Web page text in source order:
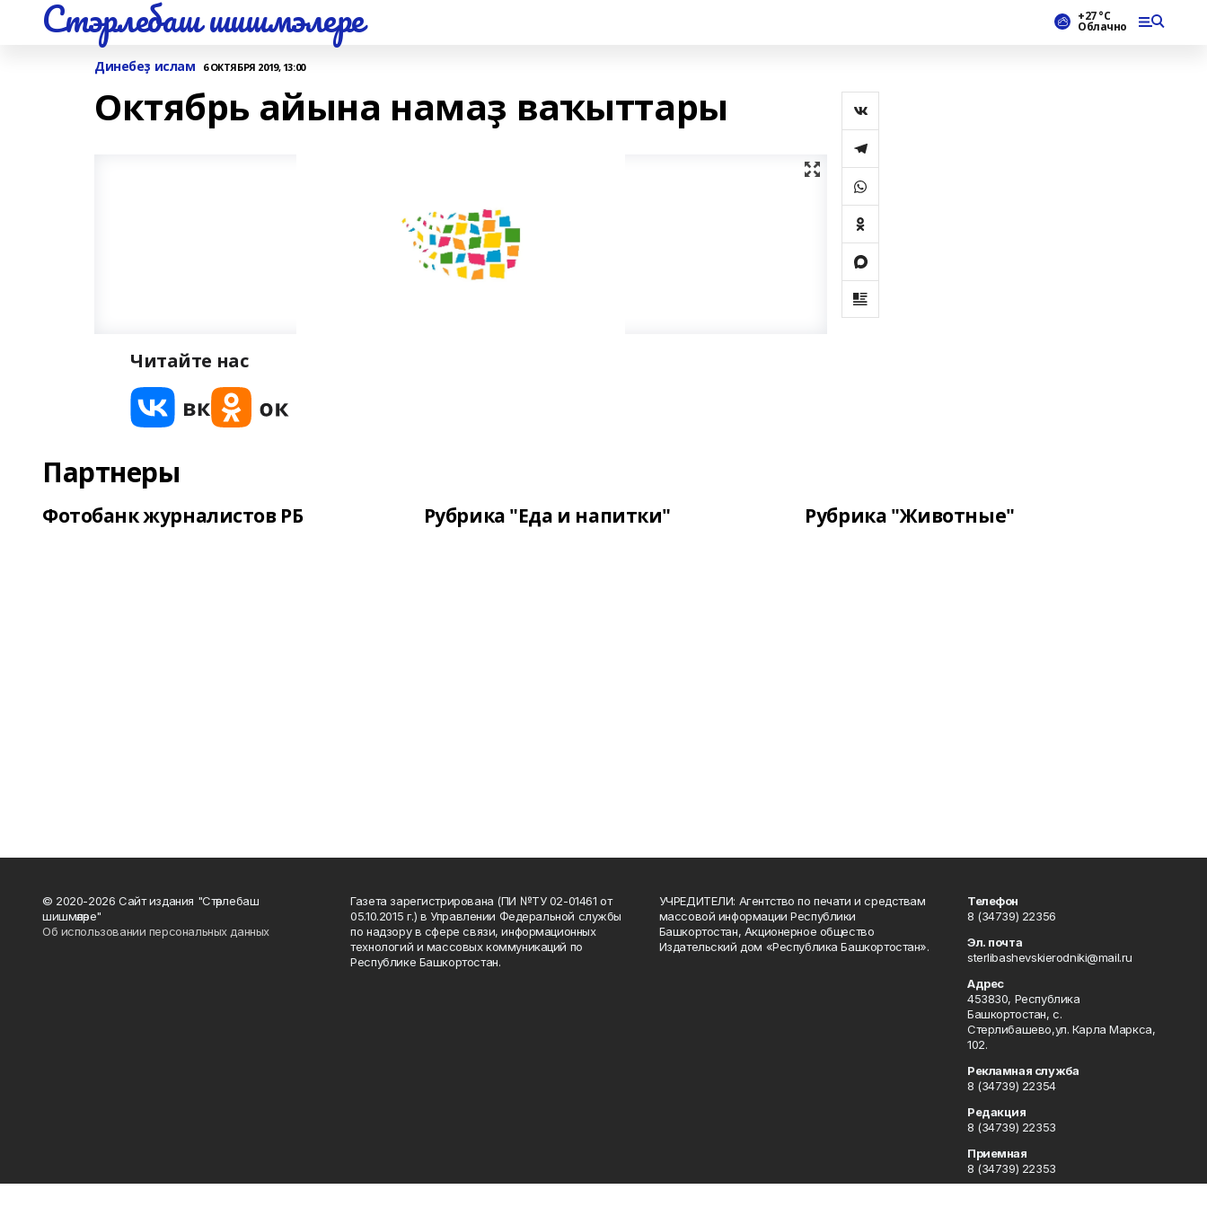
Стэрлебаш шишмэлере +27 °С
Облачно
Динебеҙ ислам 6 ОКТЯБРЯ 2019, 13:00
Октябрь айына намаҙ ваҡыттары
Читайте нас
Партнеры
Фотобанк журналистов РБ Рубрика "Еда и напитки" Рубрика "Животные"
© 2020-2026 Сайт издания "Стәрлебаш
шишмәләре"
Об использовании персональных данных
Газета зарегистрирована (ПИ №ТУ 02-01461 от
05.10.2015 г.) в Управлении Федеральной службы
по надзору в сфере связи, информационных
технологий и массовых коммуникаций по
Республике Башкортостан.
УЧРЕДИТЕЛИ: Агентство по печати и средствам
массовой информации Республики
Башкортостан, Акционерное общество
Издательский дом «Республика Башкортостан».
Телефон
8 (34739) 22356
Эл. почта
sterlibashevskierodniki@mail.ru
Адрес
453830, Республика
Башкортостан, c.
Стерлибашево,ул. Карла Маркса,
102.
Рекламная служба
8 (34739) 22354
Редакция
8 (34739) 22353
Приемная
8 (34739) 22353